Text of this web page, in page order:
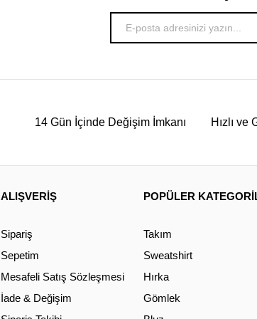
14 Gün İçinde Değişim İmkanı Hızlı ve
ALIŞVERİŞ
Sipariş
Sepetim
Mesafeli Satış Sözleşmesi
İade & Değişim
POPÜLER
Takım
Sweatshirt
Hırka
Gömlek